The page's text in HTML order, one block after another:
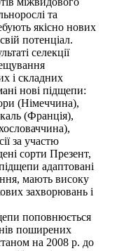
та
якісно нових
потенціал.
селекції
і складних
нові підщепи:
(Німеччина),
(Франція),
за участю
сорти Презент,
адаптовані
мають високу
захворювань і
поповнюється
поширених
на 2008 р. до